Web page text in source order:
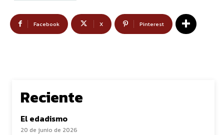
Facebook X Pinterest
Reciente
El edadismo
20 de junio de 2026